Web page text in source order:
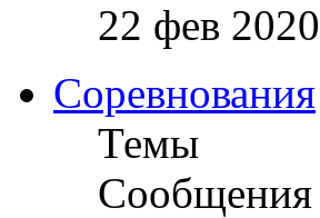
22 фев
Соревнования
Темы
Сообщения